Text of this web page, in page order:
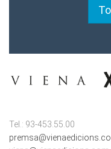
viena@vienaedicions.com
rights@vienaedicions.com